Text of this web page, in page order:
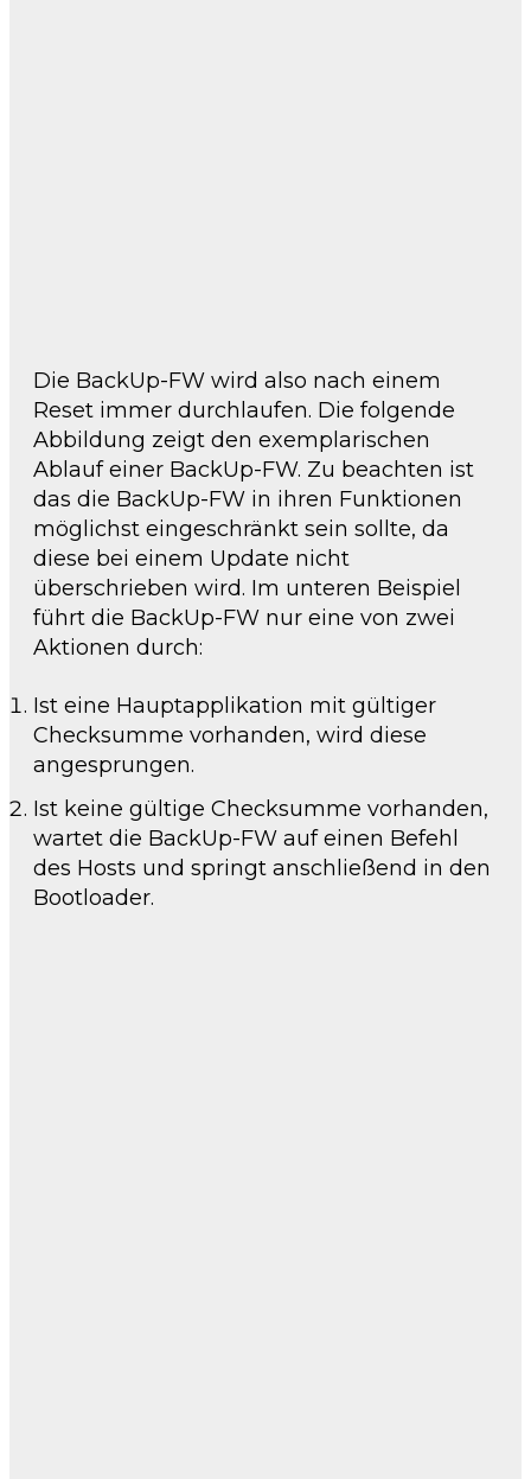
Die BackUp-FW wird also nach einem
Reset immer durchlaufen. Die folgende
Abbildung zeigt den exemplarischen
Ablauf einer BackUp-FW. Zu beachten ist
das die BackUp-FW in ihren Funktionen
möglichst eingeschränkt sein sollte, da
diese bei einem Update nicht
überschrieben wird. Im unteren Beispiel
führt die BackUp-FW nur eine von zwei
Aktionen durch:
Ist eine Hauptapplikation mit gültiger
Checksumme vorhanden, wird diese
angesprungen.
Ist keine gültige Checksumme vorhanden,
wartet die BackUp-FW auf einen Befehl
des Hosts und springt anschließend in den
Bootloader.